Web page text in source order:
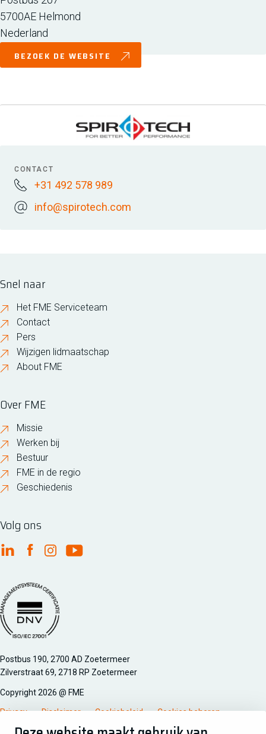
5700AE Helmond
Nederland
BEZOEK DE WEBSITE
CONTACT
+31 492 578 989
info@spirotech.com
Snel naar
Het FME Serviceteam
Contact
Pers
Wijzigen lidmaatschap
About FME
Over FME
Missie
Werken bij
Bestuur
FME in de regio
Geschiedenis
Volg ons
FME Linkedin
FME Facebook
FME Instagram
FME Youtube
Managementsyteem certificatie DNV iso/iec 27001
Postbus 190, 2700 AD Zoetermeer
Zilverstraat 69, 2718 RP Zoetermeer
Copyright 2026 @ FME
Privacy Disclaimer Cookiebeleid Cookies beheren